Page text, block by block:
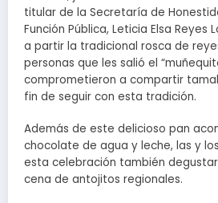
titular de la Secretaría de
Función Pública, Leticia Elsa Reyes
a partir la tradicional rosca de
personas que les salió el
comprometieron a compartir
fin de seguir con esta tradición.
Además de este delicioso pan
chocolate de agua y leche, las y
esta celebración también
cena de antojitos regionales.